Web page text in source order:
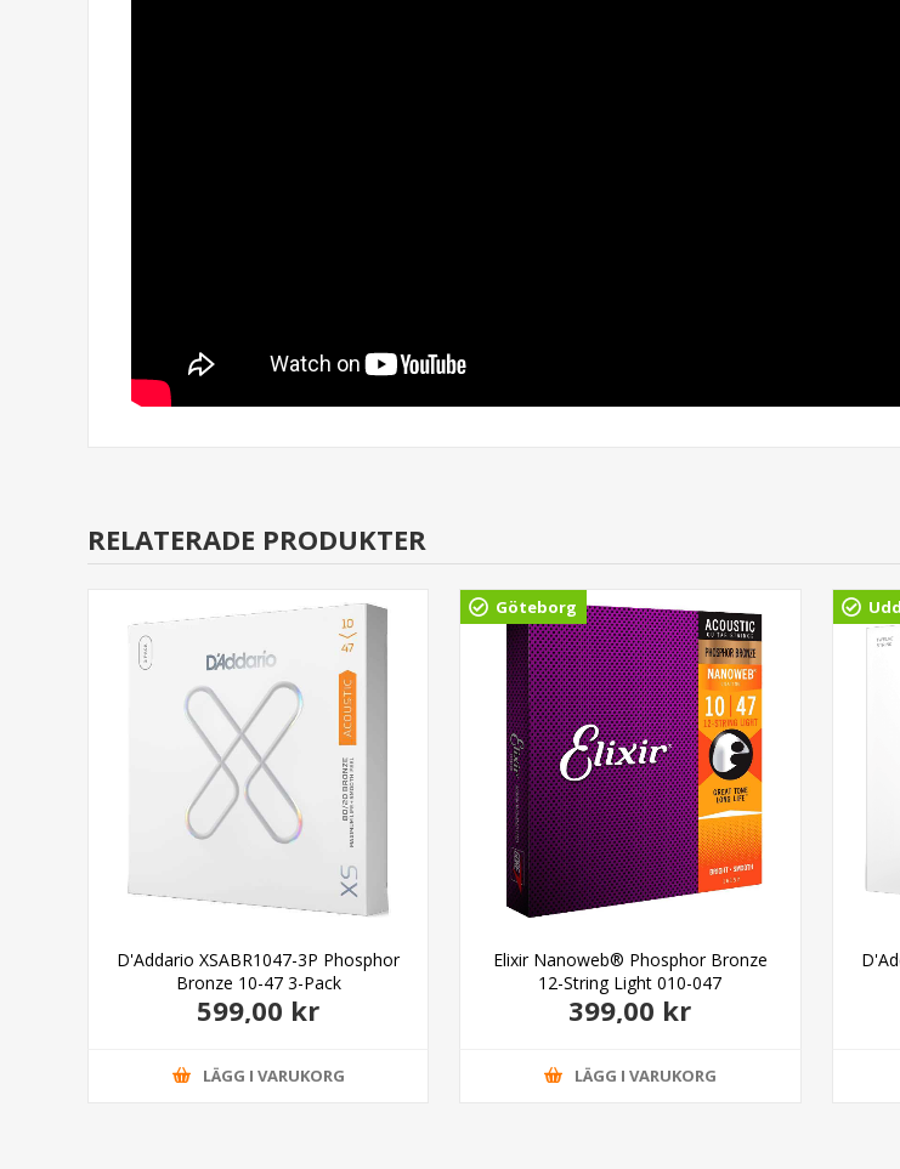
RELATERADE PRODUKTER
D'Addario XSABR1047-3P Phosphor
Bronze 10-47 3-Pack
599,00 kr
LÄGG I VARUKORG
Göteborg
Elixir Nanoweb® Phosphor Bronze
12-String Light 010-047
399,00 kr
LÄGG I VARUKORG